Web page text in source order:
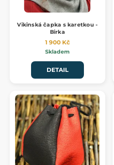
Vikinská čapka s karetkou -
Birka
1 900 Kč
Skladem
DETAIL